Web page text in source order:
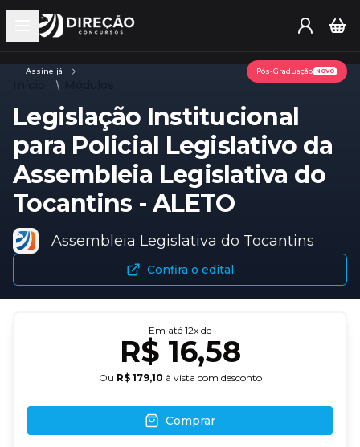
Open main menu
Assine já Pós-Graduação NOVO
Legislação Institucional
para Policial Legislativo da
Assembleia Legislativa do
Tocantins - ALETO
Assembleia Legislativa do Tocantins
Confira o edital
Em até 12x de
R$ 16,58
Ou R$ 179,10 à vista com desconto
Comprar